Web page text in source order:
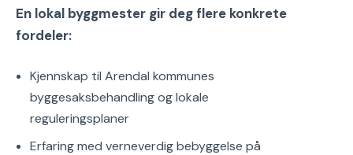
En lokal byggmester gir deg flere konkrete
fordeler:
Kjennskap til Arendal kommunes
byggesaksbehandling og lokale
reguleringsplaner
Erfaring med verneverdig bebyggelse på